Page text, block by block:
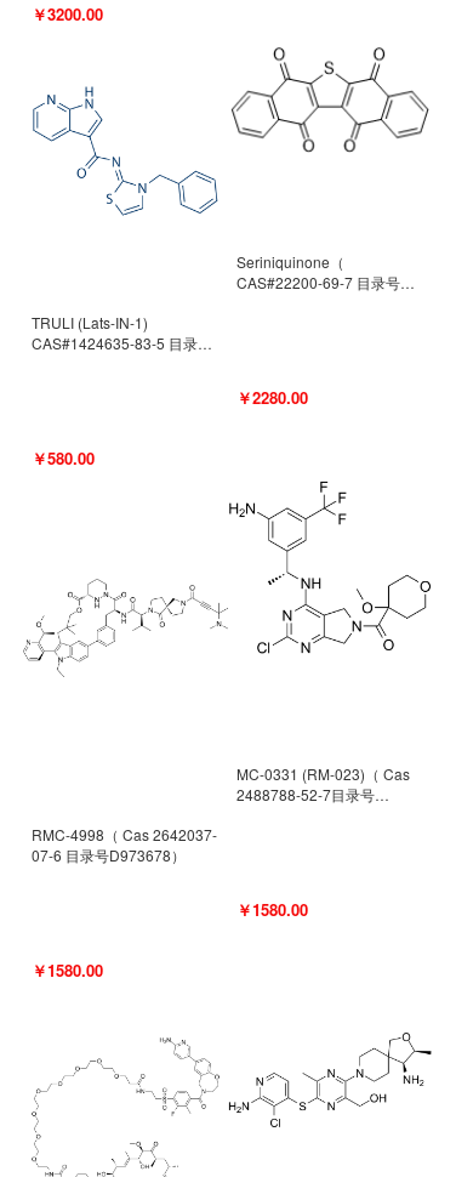
￥3200.00
TRULI (Lats-IN-1)
CAS#1424635-83-5 目录号
￥580.00
RMC-4998（ Cas 2642037-
07-6 目录号D973678）
￥1580.00
Seriniquinone（
CAS#22200-69-7 目录号
￥2280.00
MC-0331 (RM-023)（ Cas
2488788-52-7目录号
￥1580.00